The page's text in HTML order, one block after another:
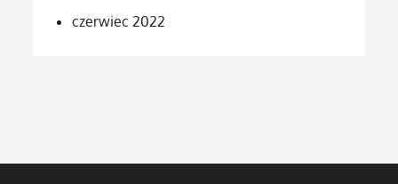
czerwiec 2022